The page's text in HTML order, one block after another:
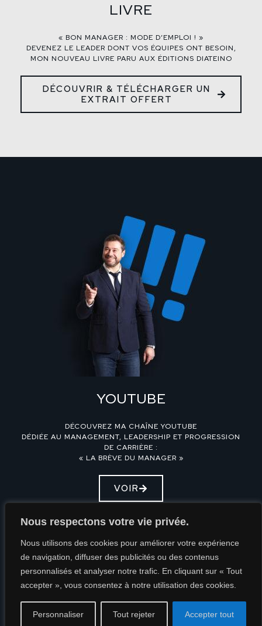
Nous respectons votre vie privée.
Nous utilisons des cookies pour améliorer votre expérience
de navigation, diffuser des publicités ou des contenus
personnalisés et analyser notre trafic. En cliquant sur « Tout
accepter », vous consentez à notre utilisation des cookies.
Personnaliser Tout rejeter Accepter tout
LIVRE
« BON MANAGER : MODE D’EMPLOI ! »
DEVENEZ LE LEADER DONT VOS ÉQUIPES ONT BESOIN,
MON NOUVEAU LIVRE PARU AUX ÉDITIONS DIATEINO
DÉCOUVRIR & TÉLÉCHARGER UN
EXTRAIT OFFERT
YOUTUBE
DÉCOUVREZ MA CHAÎNE YOUTUBE
DÉDIÉE AU MANAGEMENT, LEADERSHIP ET PROGRESSION
DE CARRIÈRE :
« LA BRÈVE DU MANAGER »
VOIR
Mentions Légales
Politique de confidentialité
© Clément Bergon | 2025